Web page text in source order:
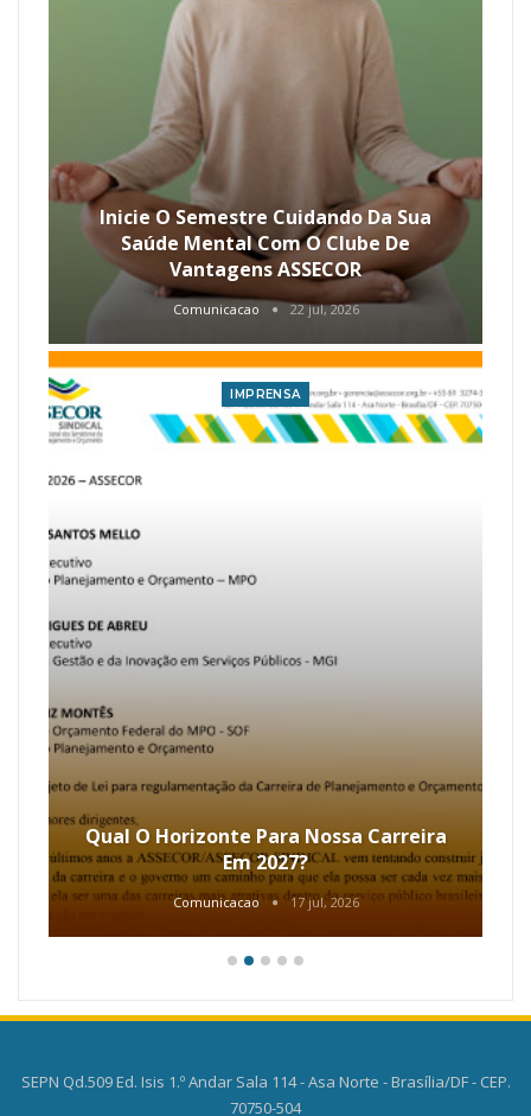
Inicie O Semestre Cuidando Da Sua
Saúde Mental Com O Clube De
Vantagens ASSECOR
Comunicacao 22 jul, 2026
IMPRENSA
Qual O Horizonte Para Nossa Carreira
Em 2027?
Comunicacao 17 jul, 2026
SEPN Qd.509 Ed. Isis 1.º Andar Sala 114 - Asa Norte - Brasília/DF - CEP.
70750-504